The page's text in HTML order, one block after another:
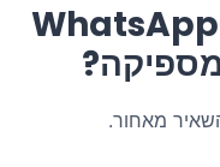
האם בדיקה ידנית ב-WhatsApp
מאחור.